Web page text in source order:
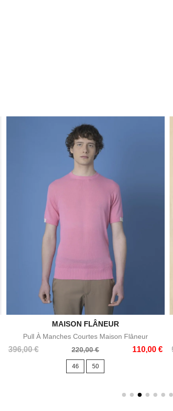
Aperçu rapide
MAISON FLÂNEUR
Pull À Manches Courtes Maison Flâneur
396,00 €
Prix
220,00 € 110,00 €
Prix
46 50